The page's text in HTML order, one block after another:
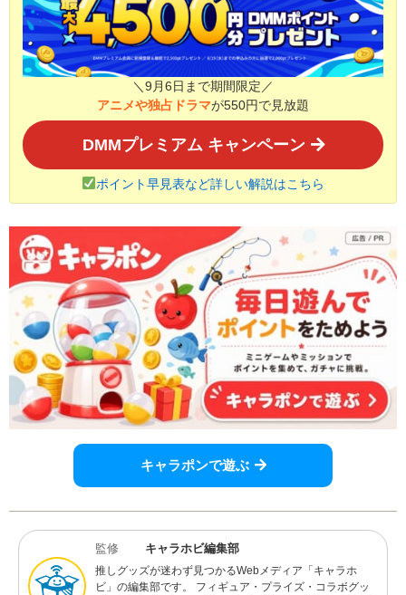
＼9月6日まで期間限定／
アニメや独占ドラマが550円で見放題
DMMプレミアム キャンペーン
ポイント早見表など詳しい解説はこちら
キャラポンで遊ぶ
監修 キャラホビ編集部
推しグッズが迷わず見つかるWebメディア「キャラホ
ビ」の編集部です。 フィギュア・プライズ・コラボグッ